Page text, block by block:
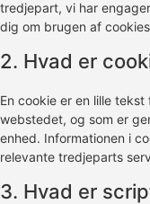
tredjepart, vi har
dig om brugen af
2. Hvad er
En cookie er en lille
webstedet, og som er
enhed. Informationen i
relevante tredjeparts
3. Hvad er